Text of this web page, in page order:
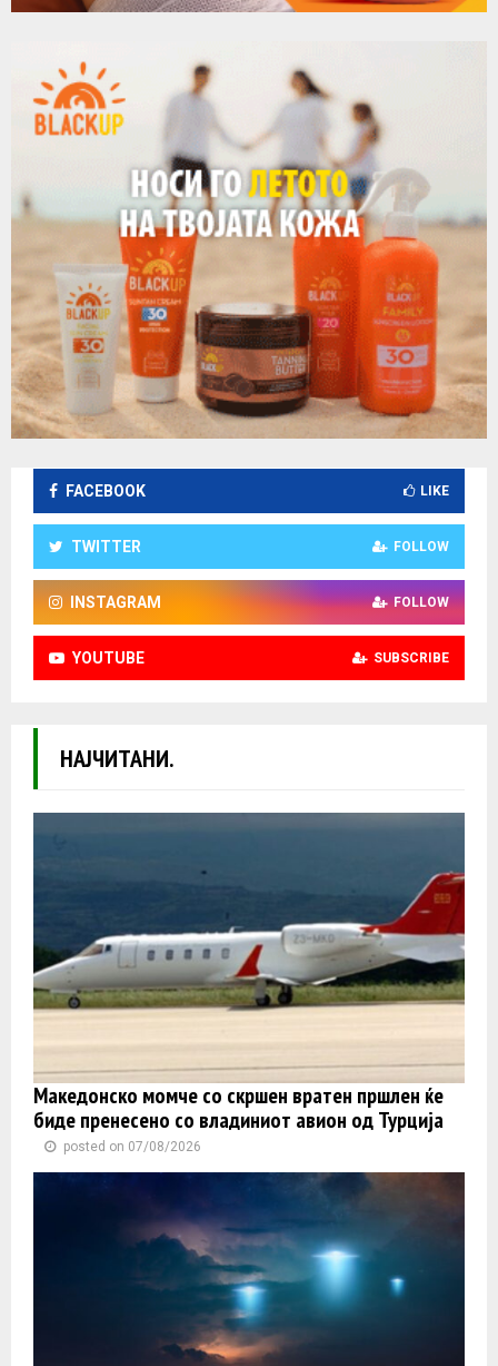
FACEBOOK LIKE
TWITTER FOLLOW
INSTAGRAM FOLLOW
YOUTUBE SUBSCRIBE
НАЈЧИТАНИ.
Македонско момче со скршен вратен пршлен ќе
биде пренесено со владиниот авион од Турција
posted on 07/08/2026